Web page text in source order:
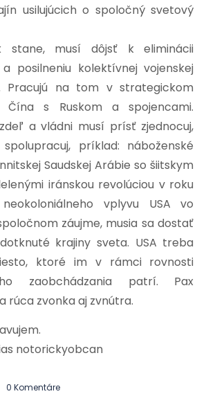
usilujúcich o spoločný svetový
stane, musí dôjsť k eliminácii
posilneniu kolektívnej vojenskej
Pracujú na tom v strategickom
Čína s Ruskom a spojencami.
a vládni musí prísť zjednocuj,
príklad: náboženské
Saudskej Arábie so šiitskym
iránskou revolúciou v roku
vplyvu USA vo
záujme, musia sa dostať
krajiny sveta. USA treba
ktoré im v rámci rovnosti
zaobchádzania patrí. Pax
rúca zvonka aj zvnútra.
notorickyobcan
0 Komentáre